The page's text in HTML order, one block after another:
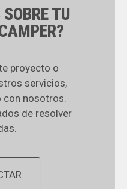
TU
proyecto o
servicios,
nosotros.
de resolver